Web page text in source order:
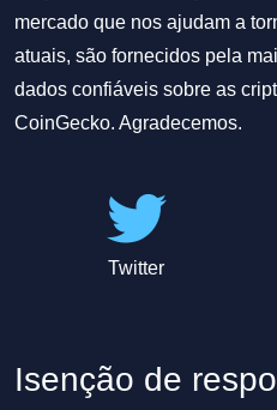
mercado que nos ajudam a
atuais, são fornecidos pela
dados confiáveis sobre as
CoinGecko. Agradecemos.
Twitter
Isenção de